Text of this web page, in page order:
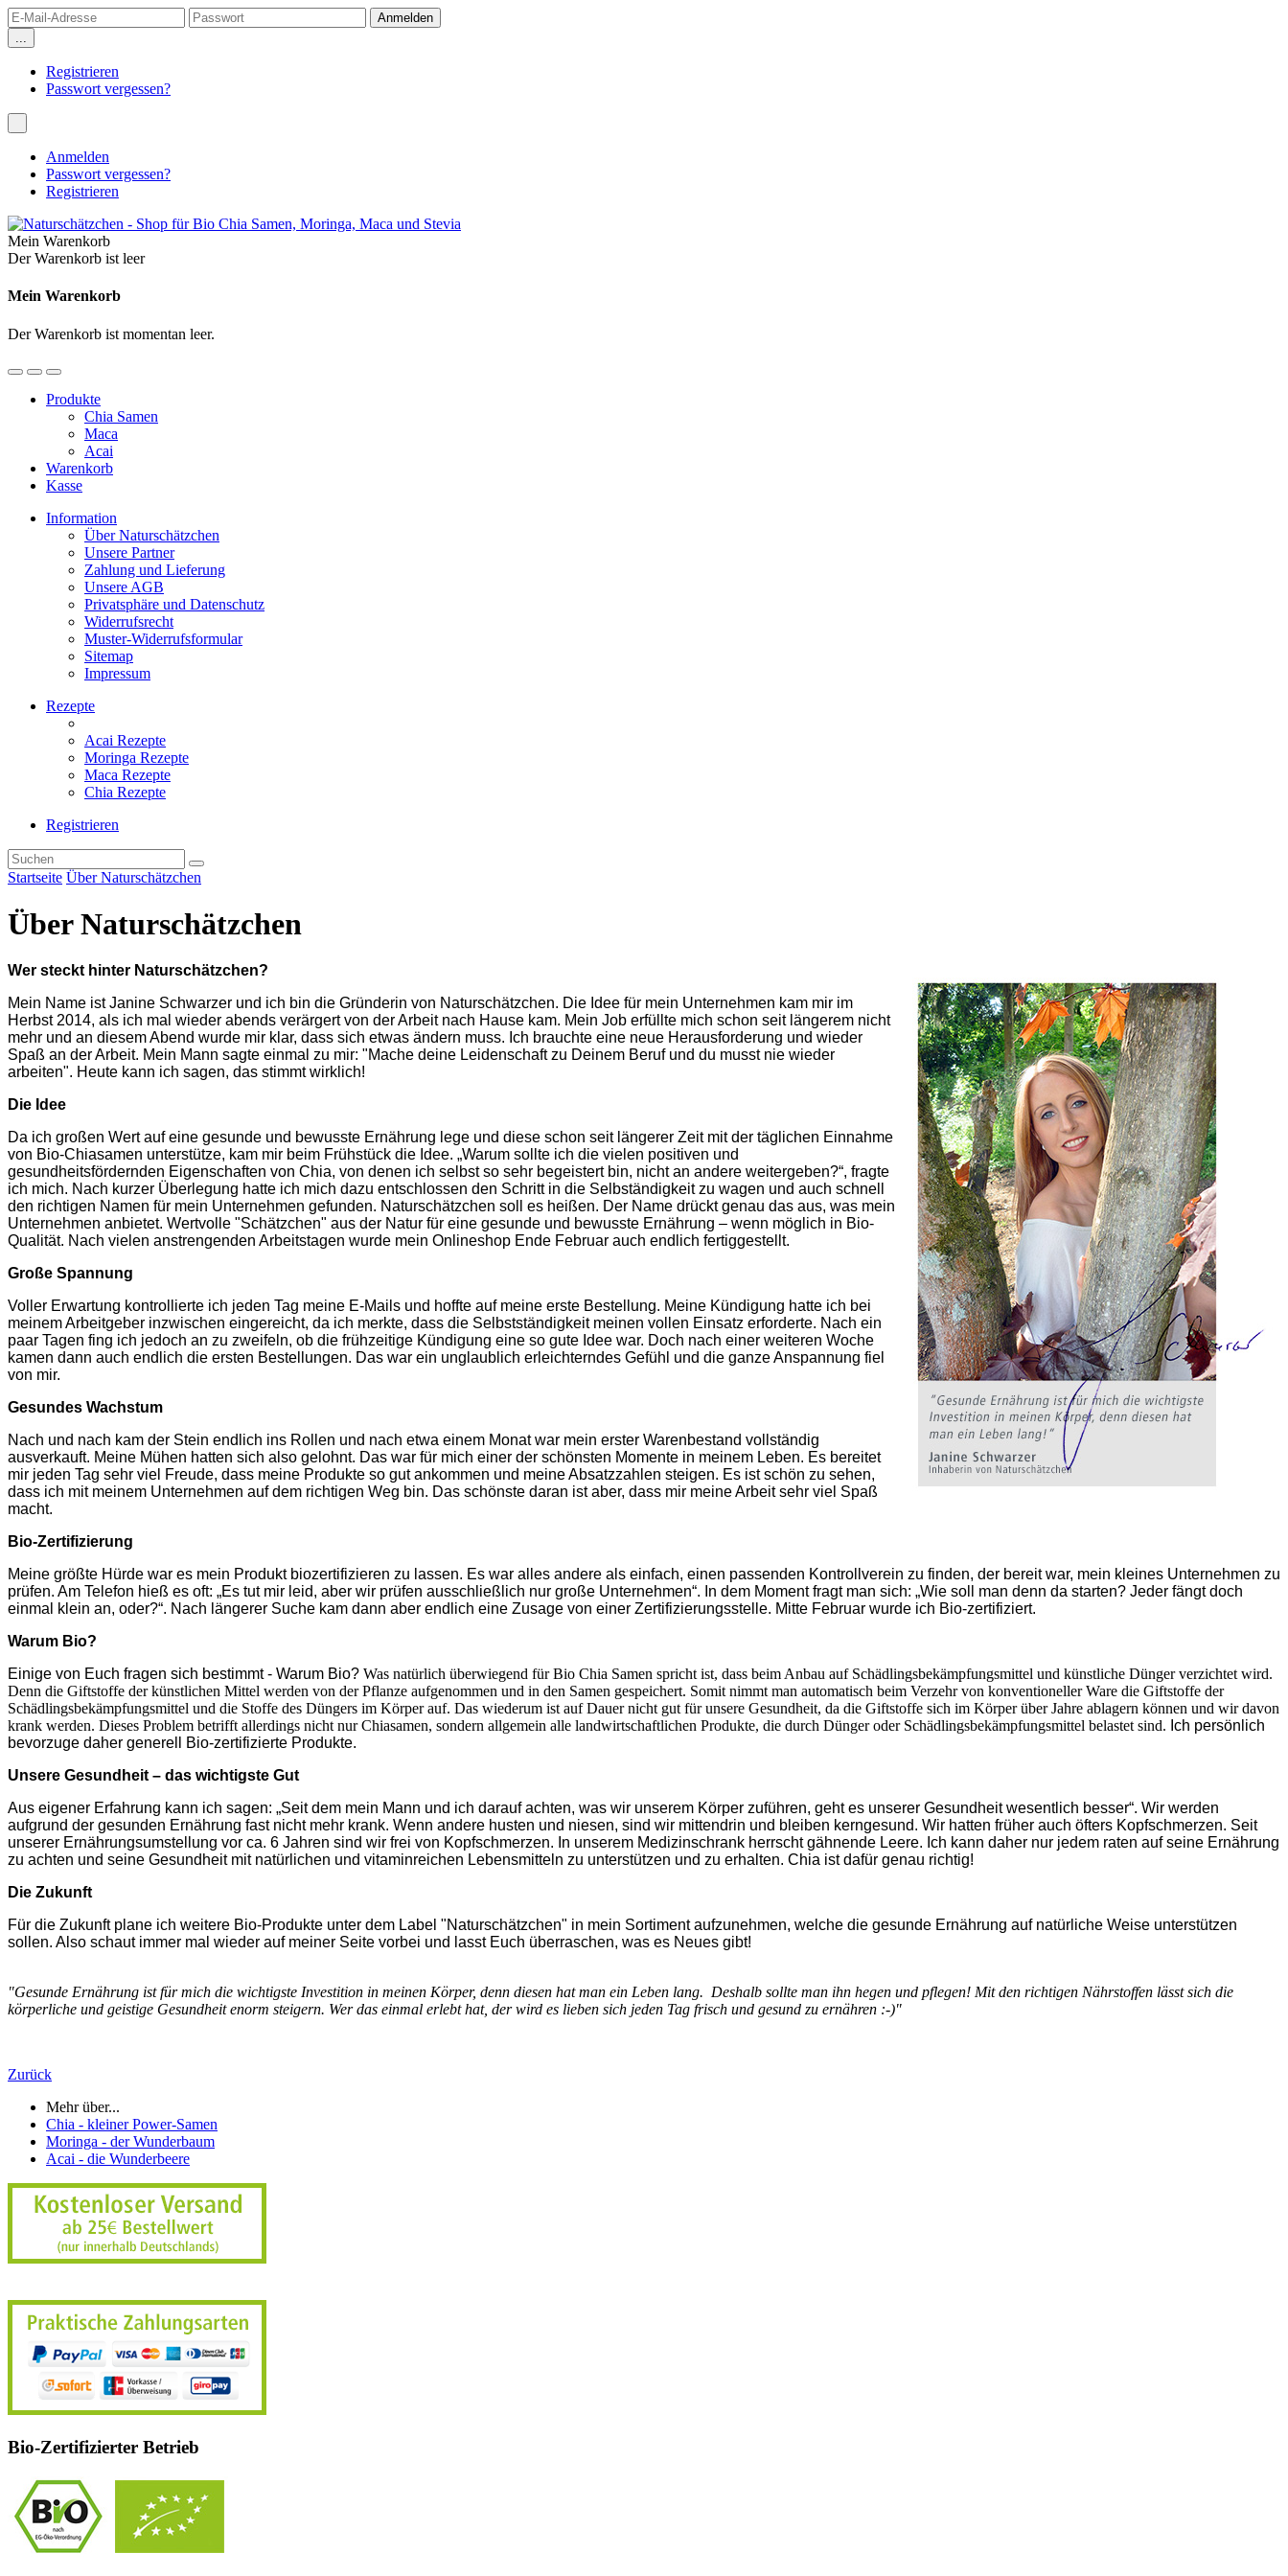
...
Registrieren
Passwort vergessen?
Anmelden
Passwort vergessen?
Registrieren
Mein Warenkorb
Der Warenkorb ist leer
Mein Warenkorb
Der Warenkorb ist momentan leer.
Produkte
Chia Samen
Maca
Acai
Warenkorb
Kasse
Information
Über Naturschätzchen
Unsere Partner
Zahlung und Lieferung
Unsere AGB
Privatsphäre und Datenschutz
Widerrufsrecht
Muster-Widerrufsformular
Sitemap
Impressum
Rezepte
Acai Rezepte
Moringa Rezepte
Maca Rezepte
Chia Rezepte
Registrieren
Startseite Über Naturschätzchen
Über Naturschätzchen
Wer steckt hinter Naturschätzchen?
Mein Name ist Janine Schwarzer und ich bin die Gründerin von Naturschätzchen. Die Idee für mein Unternehmen kam mir im
Herbst 2014, als ich mal wieder abends verärgert von der Arbeit nach Hause kam. Mein Job erfüllte mich schon seit längerem nicht
mehr und an diesem Abend wurde mir klar, dass sich etwas ändern muss. Ich brauchte eine neue Herausforderung und wieder
Spaß an der Arbeit. Mein Mann sagte einmal zu mir: "Mache deine Leidenschaft zu Deinem Beruf und du musst nie wieder
arbeiten". Heute kann ich sagen, das stimmt wirklich!
Die Idee
Da ich großen Wert auf eine gesunde und bewusste Ernährung lege und diese schon seit längerer Zeit mit der täglichen Einnahme
von Bio-Chiasamen unterstütze, kam mir beim Frühstück die Idee. „Warum sollte ich die vielen positiven und
gesundheitsfördernden Eigenschaften von Chia, von denen ich selbst so sehr begeistert bin, nicht an andere weitergeben?“, fragte
ich mich. Nach kurzer Überlegung hatte ich mich dazu entschlossen den Schritt in die Selbständigkeit zu wagen und auch schnell
den richtigen Namen für mein Unternehmen gefunden. Naturschätzchen soll es heißen. Der Name drückt genau das aus, was mein
Unternehmen anbietet. Wertvolle "Schätzchen" aus der Natur für eine gesunde und bewusste Ernährung – wenn möglich in Bio-
Qualität. Nach vielen anstrengenden Arbeitstagen wurde mein Onlineshop Ende Februar auch endlich fertiggestellt.
Große Spannung
Voller Erwartung kontrollierte ich jeden Tag meine E-Mails und hoffte auf meine erste Bestellung. Meine Kündigung hatte ich bei
meinem Arbeitgeber inzwischen eingereicht, da ich merkte, dass die Selbstständigkeit meinen vollen Einsatz erforderte. Nach ein
paar Tagen fing ich jedoch an zu zweifeln, ob die frühzeitige Kündigung eine so gute Idee war. Doch nach einer weiteren Woche
kamen dann auch endlich die ersten Bestellungen. Das war ein unglaublich erleichterndes Gefühl und die ganze Anspannung fiel
von mir.
Gesundes Wachstum
Nach und nach kam der Stein endlich ins Rollen und nach etwa einem Monat war mein erster Warenbestand vollständig
ausverkauft. Meine Mühen hatten sich also gelohnt. Das war für mich einer der schönsten Momente in meinem Leben. Es bereitet
mir jeden Tag sehr viel Freude, dass meine Produkte so gut ankommen und meine Absatzzahlen steigen. Es ist schön zu sehen,
dass ich mit meinem Unternehmen auf dem richtigen Weg bin. Das schönste daran ist aber, dass mir meine Arbeit sehr viel Spaß
macht.
Bio-Zertifizierung
Meine größte Hürde war es mein Produkt biozertifizieren zu lassen. Es war alles andere als einfach, einen passenden Kontrollverein zu finden, der bereit war, mein kleines Unternehmen zu
prüfen. Am Telefon hieß es oft: „Es tut mir leid, aber wir prüfen ausschließlich nur große Unternehmen“. In dem Moment fragt man sich: „Wie soll man denn da starten? Jeder fängt doch
einmal klein an, oder?“. Nach längerer Suche kam dann aber endlich eine Zusage von einer Zertifizierungsstelle. Mitte Februar wurde ich Bio-zertifiziert.
Warum Bio?
Einige von Euch fragen sich bestimmt - Warum Bio? Was natürlich überwiegend für Bio Chia Samen spricht ist, dass beim Anbau auf Schädlingsbekämpfungsmittel und künstliche Dünger verzichtet wird.
Denn die Giftstoffe der künstlichen Mittel werden von der Pflanze aufgenommen und in den Samen gespeichert. Somit nimmt man automatisch beim Verzehr von konventioneller Ware die Giftstoffe der
Schädlingsbekämpfungsmittel und die Stoffe des Düngers im Körper auf. Das wiederum ist auf Dauer nicht gut für unsere Gesundheit, da die Giftstoffe sich im Körper über Jahre ablagern können und wir davon
krank werden. Dieses Problem betrifft allerdings nicht nur Chiasamen, sondern allgemein alle landwirtschaftlichen Produkte, die durch Dünger oder Schädlingsbekämpfungsmittel belastet sind. Ich persönlich
bevorzuge daher generell Bio-zertifizierte Produkte.
Unsere Gesundheit – das wichtigste Gut
Aus eigener Erfahrung kann ich sagen: „Seit dem mein Mann und ich darauf achten, was wir unserem Körper zuführen, geht es unserer Gesundheit wesentlich besser“. Wir werden
aufgrund der gesunden Ernährung fast nicht mehr krank. Wenn andere husten und niesen, sind wir mittendrin und bleiben kerngesund. Wir hatten früher auch öfters Kopfschmerzen. Seit
unserer Ernährungsumstellung vor ca. 6 Jahren sind wir frei von Kopfschmerzen. In unserem Medizinschrank herrscht gähnende Leere. Ich kann daher nur jedem raten auf seine Ernährung
zu achten und seine Gesundheit mit natürlichen und vitaminreichen Lebensmitteln zu unterstützen und zu erhalten. Chia ist dafür genau richtig!
Die Zukunft
Für die Zukunft plane ich weitere Bio-Produkte unter dem Label "Naturschätzchen" in mein Sortiment aufzunehmen, welche die gesunde Ernährung auf natürliche Weise unterstützen
sollen. Also schaut immer mal wieder auf meiner Seite vorbei und lasst Euch überraschen, was es Neues gibt!
"Gesunde Ernährung ist für mich die wichtigste Investition in meinen Körper, denn diesen hat man ein Leben lang. Deshalb sollte man ihn hegen und pflegen! Mit den richtigen Nährstoffen lässt sich die
körperliche und geistige Gesundheit enorm steigern. Wer das einmal erlebt hat, der wird es lieben sich jeden Tag frisch und gesund zu ernähren :-)"
Zurück
Mehr über...
Chia - kleiner Power-Samen
Moringa - der Wunderbaum
Acai - die Wunderbeere
Bio-Zertifizierter Betrieb